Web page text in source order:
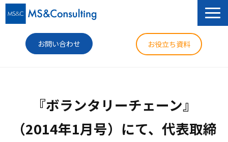
お問い合わせ お役立ち資料
導入事例
『ボランタリーチェーン』
（2014年1月号）にて、代表取締